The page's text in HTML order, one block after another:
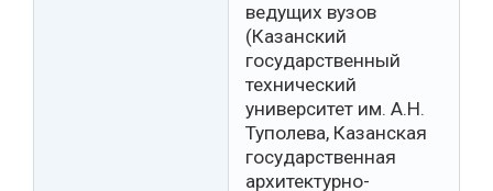
ведущих вузов
(Казанский
государственный
технический
университет им. А.Н.
Туполева, Казанская
государственная
архитектурно-